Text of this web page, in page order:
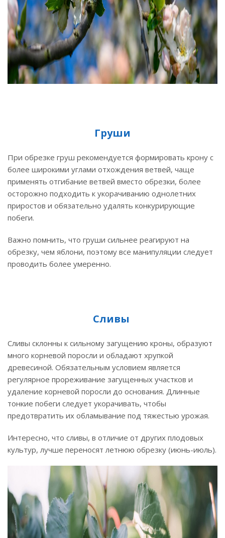
Груши
При обрезке груш рекомендуется формировать крону с
более широкими углами отхождения ветвей, чаще
применять отгибание ветвей вместо обрезки, более
осторожно подходить к укорачиванию однолетних
приростов и обязательно удалять конкурирующие
побеги.
Важно помнить, что груши сильнее реагируют на
обрезку, чем яблони, поэтому все манипуляции следует
проводить более умеренно.
Сливы
Сливы склонны к сильному загущению кроны, образуют
много корневой поросли и обладают хрупкой
древесиной. Обязательным условием является
регулярное прореживание загущенных участков и
удаление корневой поросли до основания. Длинные
тонкие побеги следует укорачивать, чтобы
предотвратить их обламывание под тяжестью урожая.
Интересно, что сливы, в отличие от других плодовых
культур, лучше переносят летнюю обрезку (июнь-июль).